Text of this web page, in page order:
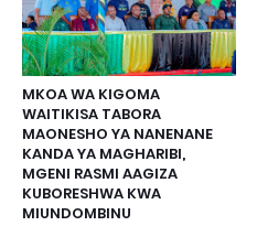
MKOA WA KIGOMA
WAITIKISA TABORA
MAONESHO YA NANENANE
KANDA YA MAGHARIBI,
MGENI RASMI AAGIZA
KUBORESHWA KWA
MIUNDOMBINU